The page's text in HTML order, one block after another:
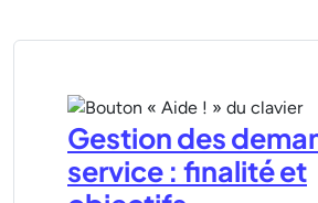
Gestion des
service : finalité et